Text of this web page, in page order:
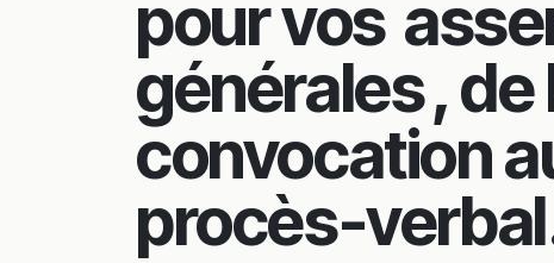
pour vos
générales, de
convocation
procès-